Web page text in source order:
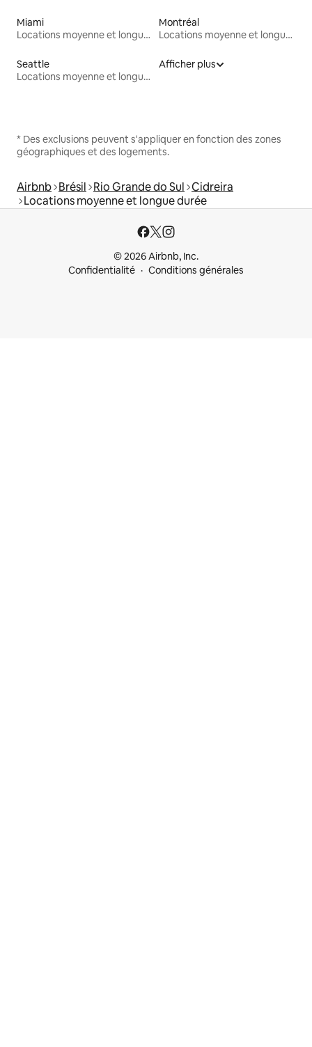
Miami
Locations moyenne et longue durée
Montréal
Locations moyenne et longue durée
Seattle
Locations moyenne et longue durée
Afficher plus
* Des exclusions peuvent s'appliquer en fonction des zones
géographiques et des logements.
Airbnb Brésil Rio Grande do Sul Cidreira
Locations moyenne et longue durée
© 2026 Airbnb, Inc.
Confidentialité
Conditions générales